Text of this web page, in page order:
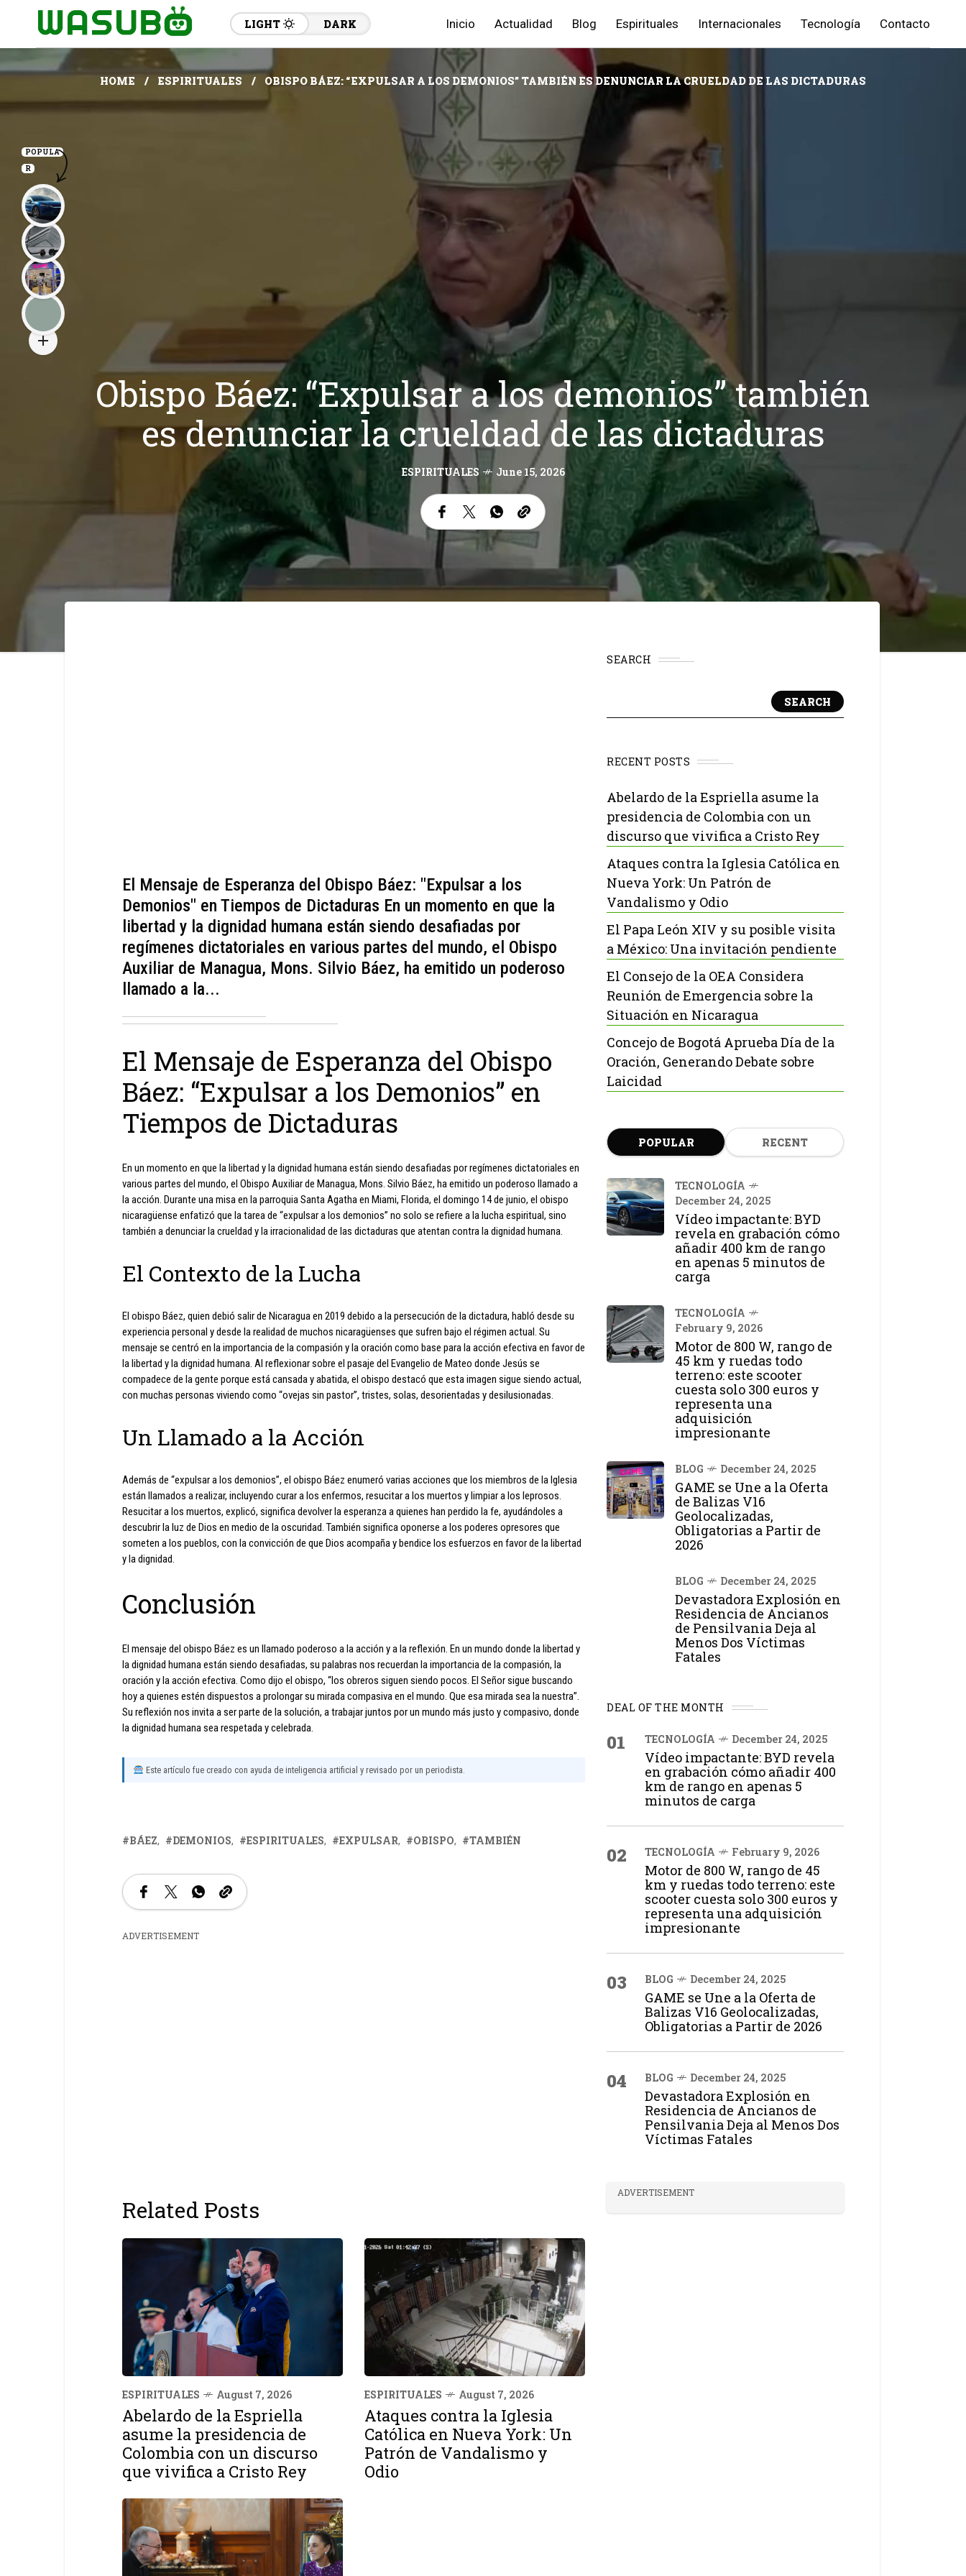
LIGHT DARK Inicio Actualidad Blog Espirituales Internacionales Tecnología Contacto
HOME ESPIRITUALES OBISPO BÁEZ: “EXPULSAR A LOS DEMONIOS” TAMBIÉN ES DENUNCIAR LA CRUELDAD DE LAS DICTADURAS
Obispo Báez: “Expulsar a los demonios” también
es denunciar la crueldad de las dictaduras
ESPIRITUALES June 15, 2026
El Mensaje de Esperanza del Obispo Báez: "Expulsar a los
Demonios" en Tiempos de Dictaduras En un momento en que la
libertad y la dignidad humana están siendo desafiadas por
regímenes dictatoriales en various partes del mundo, el Obispo
Auxiliar de Managua, Mons. Silvio Báez, ha emitido un poderoso
llamado a la...
El Mensaje de Esperanza del Obispo
Báez: “Expulsar a los Demonios” en
Tiempos de Dictaduras
En un momento en que la libertad y la dignidad humana están siendo desafiadas por regímenes dictatoriales en
various partes del mundo, el Obispo Auxiliar de Managua, Mons. Silvio Báez, ha emitido un poderoso llamado a
la acción. Durante una misa en la parroquia Santa Agatha en Miami, Florida, el domingo 14 de junio, el obispo
nicaragüense enfatizó que la tarea de “expulsar a los demonios” no solo se refiere a la lucha espiritual, sino
también a denunciar la crueldad y la irracionalidad de las dictaduras que atentan contra la dignidad humana.
El Contexto de la Lucha
El obispo Báez, quien debió salir de Nicaragua en 2019 debido a la persecución de la dictadura, habló desde su
experiencia personal y desde la realidad de muchos nicaragüenses que sufren bajo el régimen actual. Su
mensaje se centró en la importancia de la compasión y la oración como base para la acción efectiva en favor de
la libertad y la dignidad humana. Al reflexionar sobre el pasaje del Evangelio de Mateo donde Jesús se
compadece de la gente porque está cansada y abatida, el obispo destacó que esta imagen sigue siendo actual,
con muchas personas viviendo como “ovejas sin pastor”, tristes, solas, desorientadas y desilusionadas.
Un Llamado a la Acción
Además de “expulsar a los demonios”, el obispo Báez enumeró varias acciones que los miembros de la Iglesia
están llamados a realizar, incluyendo curar a los enfermos, resucitar a los muertos y limpiar a los leprosos.
Resucitar a los muertos, explicó, significa devolver la esperanza a quienes han perdido la fe, ayudándoles a
descubrir la luz de Dios en medio de la oscuridad. También significa oponerse a los poderes opresores que
someten a los pueblos, con la convicción de que Dios acompaña y bendice los esfuerzos en favor de la libertad
y la dignidad.
Conclusión
El mensaje del obispo Báez es un llamado poderoso a la acción y a la reflexión. En un mundo donde la libertad y
la dignidad humana están siendo desafiadas, su palabras nos recuerdan la importancia de la compasión, la
oración y la acción efectiva. Como dijo el obispo, “los obreros siguen siendo pocos. El Señor sigue buscando
hoy a quienes estén dispuestos a prolongar su mirada compasiva en el mundo. Que esa mirada sea la nuestra”.
Su reflexión nos invita a ser parte de la solución, a trabajar juntos por un mundo más justo y compasivo, donde
la dignidad humana sea respetada y celebrada.
Este artículo fue creado con ayuda de inteligencia artificial y revisado por un periodista.
BÁEZ DEMONIOS ESPIRITUALES EXPULSAR OBISPO TAMBIÉN
ADVERTISEMENT
Related Posts
ESPIRITUALES August 7, 2026
Abelardo de la Espriella
asume la presidencia de
Colombia con un discurso
que vivifica a Cristo Rey
ESPIRITUALES August 7, 2026
Ataques contra la Iglesia
Católica en Nueva York: Un
Patrón de Vandalismo y
Odio
SEARCH
SEARCH
RECENT POSTS
Abelardo de la Espriella asume la
presidencia de Colombia con un
discurso que vivifica a Cristo Rey
Ataques contra la Iglesia Católica en
Nueva York: Un Patrón de
Vandalismo y Odio
El Papa León XIV y su posible visita
a México: Una invitación pendiente
El Consejo de la OEA Considera
Reunión de Emergencia sobre la
Situación en Nicaragua
Concejo de Bogotá Aprueba Día de la
Oración, Generando Debate sobre
Laicidad
POPULAR RECENT
TECNOLOGÍA
December 24, 2025
Vídeo impactante: BYD
revela en grabación cómo
añadir 400 km de rango
en apenas 5 minutos de
carga
TECNOLOGÍA
February 9, 2026
Motor de 800 W, rango de
45 km y ruedas todo
terreno: este scooter
cuesta solo 300 euros y
representa una
adquisición
impresionante
BLOG December 24, 2025
GAME se Une a la Oferta
de Balizas V16
Geolocalizadas,
Obligatorias a Partir de
2026
BLOG December 24, 2025
Devastadora Explosión en
Residencia de Ancianos
de Pensilvania Deja al
Menos Dos Víctimas
Fatales
DEAL OF THE MONTH
01 TECNOLOGÍA December 24, 2025
Vídeo impactante: BYD revela
en grabación cómo añadir 400
km de rango en apenas 5
minutos de carga
02 TECNOLOGÍA February 9, 2026
Motor de 800 W, rango de 45
km y ruedas todo terreno: este
scooter cuesta solo 300 euros y
representa una adquisición
impresionante
03 BLOG December 24, 2025
GAME se Une a la Oferta de
Balizas V16 Geolocalizadas,
Obligatorias a Partir de 2026
04 BLOG December 24, 2025
Devastadora Explosión en
Residencia de Ancianos de
Pensilvania Deja al Menos Dos
Víctimas Fatales
ADVERTISEMENT
POPULA
R